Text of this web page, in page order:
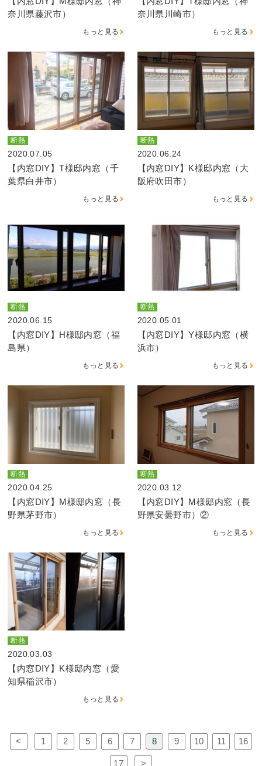
奈川県藤沢市）
もっと見る
奈川県川崎市）
もっと見る
断熱
2020.07.05
【内窓DIY】T様邸内窓（千
葉県白井市）
もっと見る
断熱
2020.06.24
【内窓DIY】K様邸内窓（大
阪府吹田市）
もっと見る
断熱
2020.06.15
【内窓DIY】H様邸内窓（福
島県）
もっと見る
断熱
2020.05.01
【内窓DIY】Y様邸内窓（横
浜市）
もっと見る
断熱
2020.04.25
【内窓DIY】M様邸内窓（長
野県茅野市）
もっと見る
断熱
2020.03.12
【内窓DIY】M様邸内窓（長
野県安曇野市）②
もっと見る
断熱
2020.03.03
【内窓DIY】K様邸内窓（愛
知県稲沢市）
もっと見る
< 1 2 5 6 7 8 9 10 11 16
17 >